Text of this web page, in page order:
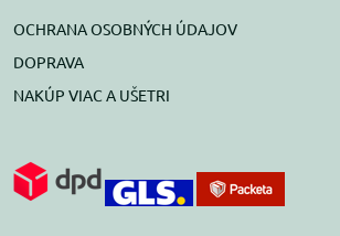
OCHRANA OSOBNÝCH ÚDAJOV
DOPRAVA
NAKÚP VIAC A UŠETRI